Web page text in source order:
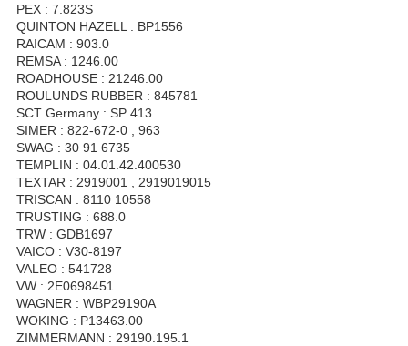
PEX : 7.823S
QUINTON HAZELL : BP1556
RAICAM : 903.0
REMSA : 1246.00
ROADHOUSE : 21246.00
ROULUNDS RUBBER : 845781
SCT Germany : SP 413
SIMER : 822-672-0 , 963
SWAG : 30 91 6735
TEMPLIN : 04.01.42.400530
TEXTAR : 2919001 , 2919019015
TRISCAN : 8110 10558
TRUSTING : 688.0
TRW : GDB1697
VAICO : V30-8197
VALEO : 541728
VW : 2E0698451
WAGNER : WBP29190A
WOKING : P13463.00
ZIMMERMANN : 29190.195.1